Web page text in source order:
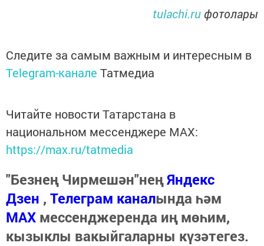
tulachi.ru фотолары
Следите за самым важным и интересным в
Telegram-канале Татмедиа
Читайте новости Татарстана в
национальном мессенджере MАХ:
https://max.ru/tatmedia
"Безнең Чирмешән"неңЯндекс
Дзен , Телеграм каналында һәм
МАХ мессенджеренда иң мөһим,
кызыклы вакыйгаларны күзәтегез.